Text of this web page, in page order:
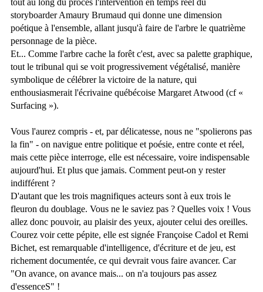
tout au long du procès l'intervention en temps réel du
storyboarder Amaury Brumaud qui donne une dimension
poétique à l'ensemble, allant jusqu'à faire de l'arbre le quatrième
personnage de la pièce.
Et... Comme l'arbre cache la forêt c'est, avec sa palette graphique,
tout le tribunal qui se voit progressivement végétalisé, manière
symbolique de célébrer la victoire de la nature, qui
enthousiasmerait l'écrivaine québécoise Margaret Atwood (cf «
Surfacing »).
Vous l'aurez compris - et, par délicatesse, nous ne "spolierons pas
la fin" - on navigue entre politique et poésie, entre conte et réel,
mais cette pièce interroge, elle est nécessaire, voire indispensable
aujourd'hui. Et plus que jamais. Comment peut-on y rester
indifférent ?
D'autant que les trois magnifiques acteurs sont à eux trois le
fleuron du doublage. Vous ne le saviez pas ? Quelles voix ! Vous
allez donc pouvoir, au plaisir des yeux, ajouter celui des oreilles.
Courez voir cette pépite, elle est signée Françoise Cadol et Remi
Bichet, est remarquable d'intelligence, d'écriture et de jeu, est
richement documentée, ce qui devrait vous faire avancer. Car
"On avance, on avance mais... on n'a toujours pas assez
d'essenceS" !